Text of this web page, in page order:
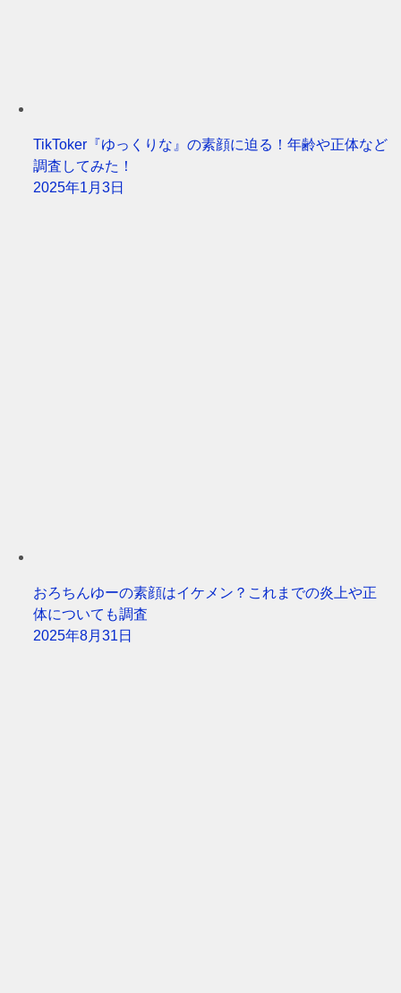
TikToker『ゆっくりな』の素顔に迫る！年齢や正体など
調査してみた！
2025年1月3日
おろちんゆーの素顔はイケメン？これまでの炎上や正
体についても調査
2025年8月31日